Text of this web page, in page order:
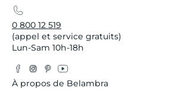
0 800 12 519
(appel et service gratuits)
Lun-Sam 10h-18h
Facebook
Instagram
Pinterest
YouTube
À propos de Belambra